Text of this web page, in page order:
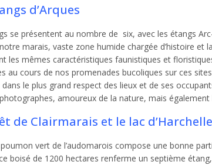
d’Arques
se présentent au nombre de six, avec les étangs
marais, vaste zone humide chargée d’histoire et
les mêmes caractéristiques faunistiques et
au cours de nos promenades bucoliques sur ces
le plus grand respect des lieux et de ses
amoureux de la nature, mais
de Clairmarais et le lac
vert de l’audomarois compose une bonne
boisé de 1200 hectares renferme un septième